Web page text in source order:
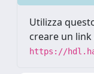
Utilizza
creare un
https://